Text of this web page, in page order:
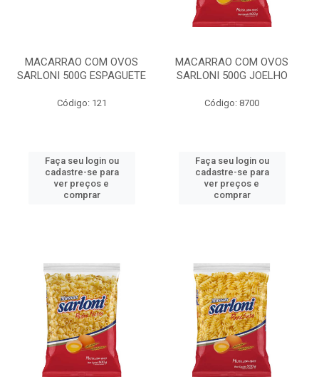
MACARRAO COM OVOS
SARLONI 500G ESPAGUETE
Código: 121
Faça seu login ou
cadastre-se para
ver preços e
comprar
MACARRAO COM OVOS
SARLONI 500G JOELHO
Código: 8700
Faça seu login ou
cadastre-se para
ver preços e
comprar